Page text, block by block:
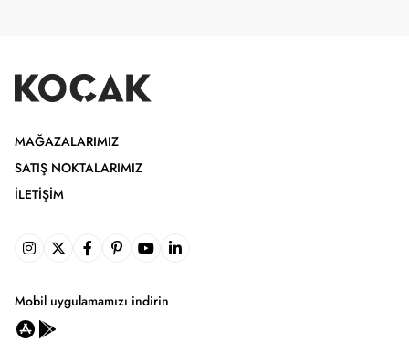
MAĞAZALARIMIZ
SATIŞ NOKTALARIMIZ
İLETIŞIM
Mobil uygulamamızı indirin